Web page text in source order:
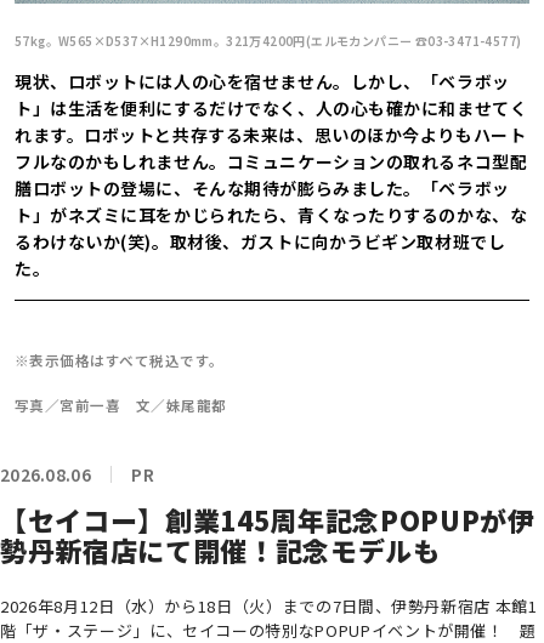
57kg。W565×D537×H1290mm。321万4200円(エルモカンパニー ☎️03-3471-4577)
現状、ロボットには人の心を宿せません。しかし、「ベラボッ
ト」は生活を便利にするだけでなく、人の心も確かに和ませてく
れます。ロボットと共存する未来は、思いのほか今よりもハート
フルなのかもしれません。コミュニケーションの取れるネコ型配
膳ロボットの登場に、そんな期待が膨らみました。「ベラボッ
ト」がネズミに耳をかじられたら、青くなったりするのかな、な
るわけないか(笑)。取材後、ガストに向かうビギン取材班でし
た。
※表示価格はすべて税込です。
写真／宮前一喜 文／妹尾龍都
2026.08.06 PR
【セイコー】創業145周年記念POPUPが伊
勢丹新宿店にて開催！記念モデルも
2026年8月12日（水）から18日（火）までの7日間、伊勢丹新宿店 本館1
階「ザ・ステージ」に、セイコーの特別なPOPUPイベントが開催！ 題